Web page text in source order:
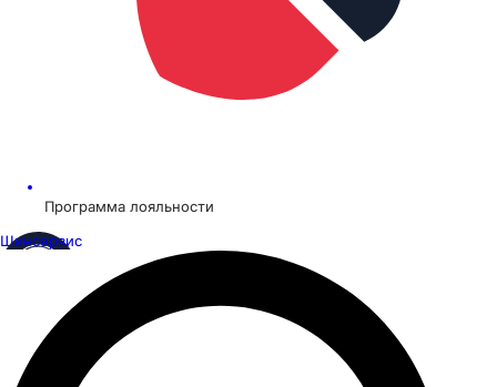
Программа лояльности
Шинсервис